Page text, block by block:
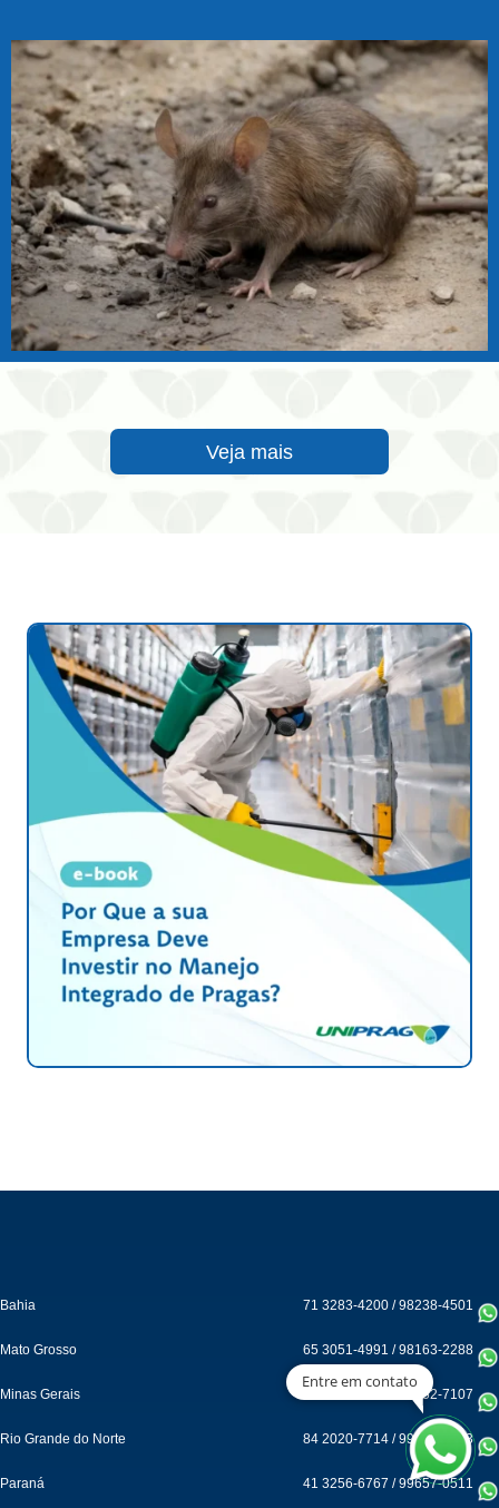
Veja mais
Bahia 71 3283-4200 /98238-4501
Mato Grosso 65 3051-4991 /98163-2288
Minas Gerais 99552-7107
Rio Grande do Norte 84 2020-7714 /99122-5593
Paraná 41 3256-6767 /99657-0511
Entre em contato